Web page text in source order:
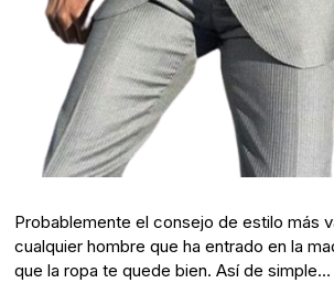
Probablemente el consejo de estilo más
cualquier hombre que ha entrado en la
que la ropa te quede bien. Así de